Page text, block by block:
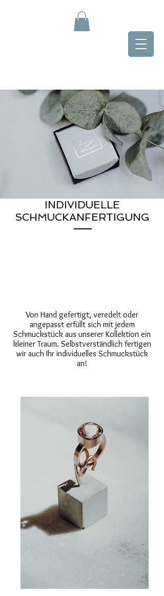
INDIVIDUELLE
SCHMUCKANFERTIGUNG
Von Hand gefertigt, veredelt oder
angepasst erfüllt sich mit jedem
Schmuckstück aus unserer Kollektion ein
kleiner Traum. Selbstverständlich fertigen
wir auch Ihr individuelles Schmuckstück
an!